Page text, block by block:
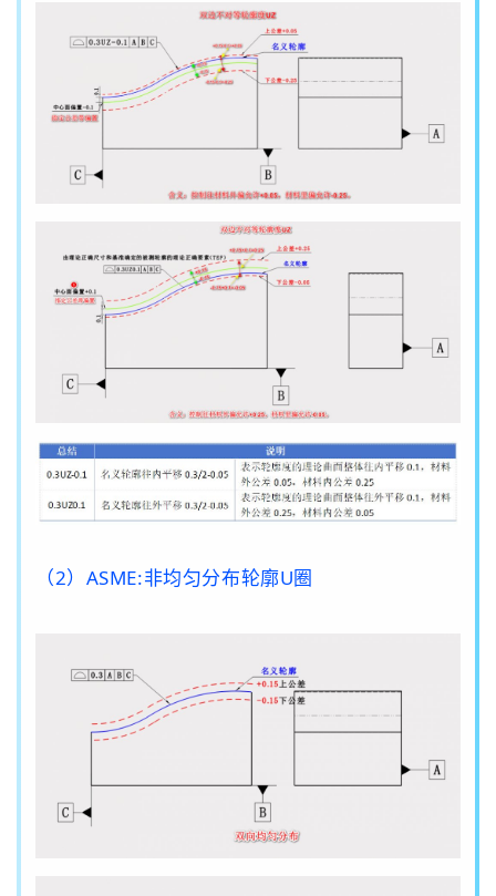
（2） ASME:非均匀分布轮廓U圈